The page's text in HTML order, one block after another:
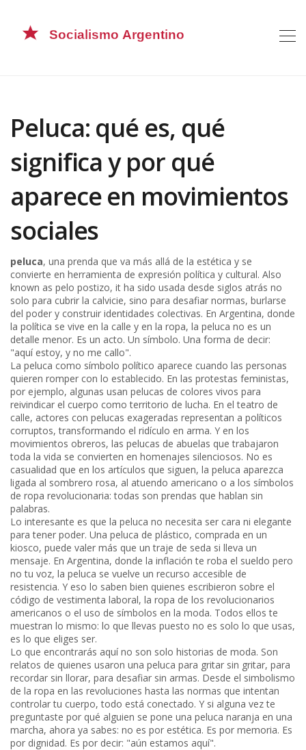
Peluca: qué es, qué
significa y por qué
aparece en movimientos
sociales
peluca,una prenda que va más allá de la estética y se
convierte en herramienta de expresión política y cultural. Also
known aspelo postizo, it ha sido usada desde siglos atrás no
solo para cubrir la calvicie, sino para desafiar normas, burlarse
del poder y construir identidades colectivas. En Argentina, donde
la política se vive en la calle y en la ropa, la peluca no es un
detalle menor. Es un acto. Un símbolo. Una forma de decir:
"aquí estoy, y no me callo".
La peluca como símbolo político aparece cuando las personas
quieren romper con lo establecido. En las protestas feministas,
por ejemplo, algunas usan pelucas de colores vivos para
reivindicar el cuerpo como territorio de lucha. En el teatro de
calle, actores con pelucas exageradas representan a políticos
corruptos, transformando el ridículo en arma. Y en los
movimientos obreros, las pelucas de abuelas que trabajaron
toda la vida se convierten en homenajes silenciosos. No es
casualidad que en los artículos que siguen, la peluca aparezca
ligada al sombrero rosa, al atuendo americano o a los símbolos
de ropa revolucionaria: todas son prendas que hablan sin
palabras.
Lo interesante es que la peluca no necesita ser cara ni elegante
para tener poder. Una peluca de plástico, comprada en un
kiosco, puede valer más que un traje de seda si lleva un
mensaje. En Argentina, donde la inflación te roba el sueldo pero
no tu voz, la peluca se vuelve un recurso accesible de
resistencia. Y eso lo saben bien quienes escribieron sobre el
código de vestimenta laboral, la ropa de los revolucionarios
americanos o el uso de símbolos en la moda. Todos ellos te
muestran lo mismo: lo que llevas puesto no es solo lo que usas,
es lo que eliges ser.
Lo que encontrarás aquí no son solo historias de moda. Son
relatos de quienes usaron una peluca para gritar sin gritar, para
recordar sin llorar, para desafiar sin armas. Desde el simbolismo
de la ropa en las revoluciones hasta las normas que intentan
controlar tu cuerpo, todo está conectado. Y si alguna vez te
preguntaste por qué alguien se pone una peluca naranja en una
marcha, ahora ya sabes: no es por estética. Es por memoria. Es
por dignidad. Es por decir: "aún estamos aquí".